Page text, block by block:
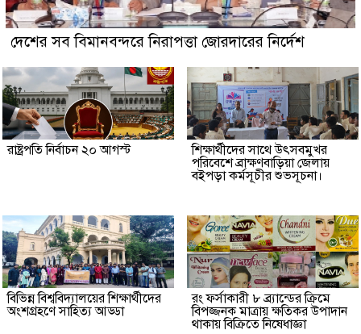
দেশের সব বিমানবন্দরে নিরাপত্তা জোরদারের নির্দেশ
রাষ্ট্রপতি নির্বাচন ২০ আগস্ট
শিক্ষার্থীদের সাথে উৎসবমুখর
পরিবেশে ব্রাক্ষণবাড়িয়া জেলায়
বইপড়া কর্মসূচীর শুভসূচনা।
বিভিন্ন বিশ্ববিদ্যালয়ের শিক্ষার্থীদের
অংশগ্রহণে সাহিত্য আড্ডা
রং ফর্সাকারী ৮ ব্র্যান্ডের ক্রিমে
বিপজ্জনক মাত্রায় ক্ষতিকর উপাদান
থাকায় বিক্রিতে নিষেধাজ্ঞা